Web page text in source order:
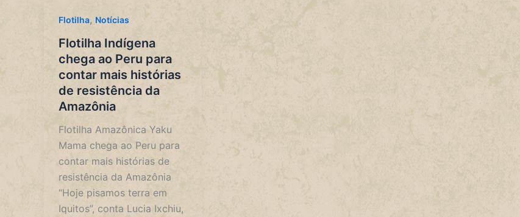
Flotilha, Notícias
Flotilha Indígena
chega ao Peru para
contar mais histórias
de resistência da
Amazônia
Flotilha Amazônica Yaku
Mama chega ao Peru para
contar mais histórias de
resistência da Amazônia
“Hoje pisamos terra em
Iquitos”, conta Lucia Ixchiu,